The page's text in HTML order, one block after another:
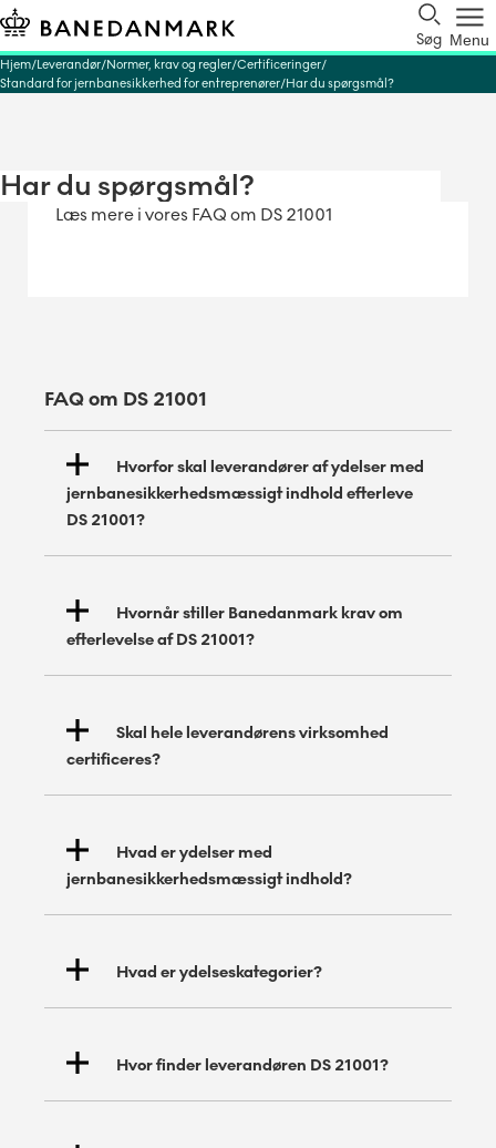
Søg Menu
Hjem Leverandør Normer, krav og regler Certificeringer
Standard for jernbanesikkerhed for entreprenører Har du spørgsmål?
Har du spørgsmål?
Læs mere i vores FAQ om DS 21001
FAQ om DS 21001
Hvorfor skal leverandører af ydelser med
jernbanesikkerhedsmæssigt indhold efterleve
DS 21001?
Hvornår stiller Banedanmark krav om
efterlevelse af DS 21001?
Skal hele leverandørens virksomhed
certificeres?
Hvad er ydelser med
jernbanesikkerhedsmæssigt indhold?
Hvad er ydelseskategorier?
Hvor finder leverandøren DS 21001?